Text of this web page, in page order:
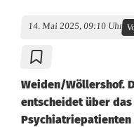
14. Mai 2025, 09:10 Uhr
Weiden/Wöllershof.
entscheidet über
Psychiatriepatienten